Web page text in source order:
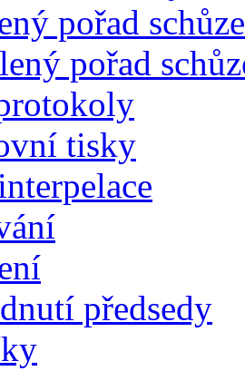
pořad schůze
pořad
tisky
předsedy